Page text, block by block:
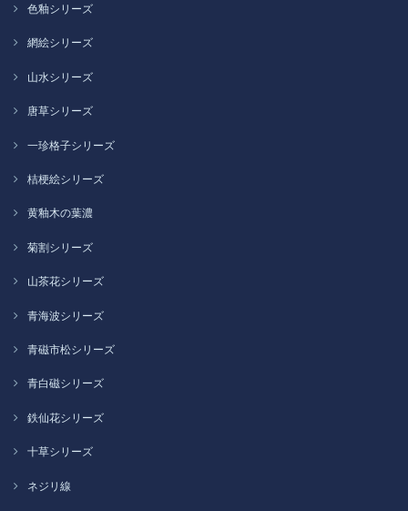
色釉シリーズ
網絵シリーズ
山水シリーズ
唐草シリーズ
一珍格子シリーズ
桔梗絵シリーズ
黄釉木の葉濃
菊割シリーズ
山茶花シリーズ
青海波シリーズ
青磁市松シリーズ
青白磁シリーズ
鉄仙花シリーズ
十草シリーズ
ネジリ線